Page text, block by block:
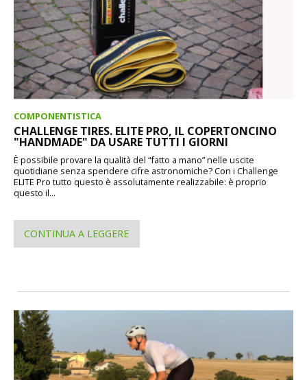
COMPONENTISTICA
CHALLENGE TIRES. ELITE PRO, IL COPERTONCINO
"HANDMADE" DA USARE TUTTI I GIORNI
È possibile provare la qualità del “fatto a mano” nelle uscite
quotidiane senza spendere cifre astronomiche? Con i Challenge
ELITE Pro tutto questo è assolutamente realizzabile: è proprio
questo il...
CONTINUA A LEGGERE